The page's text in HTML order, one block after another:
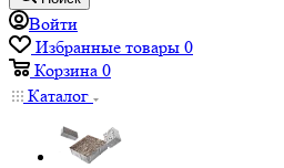
Войти
Избранные товары 0
Корзина 0
Каталог